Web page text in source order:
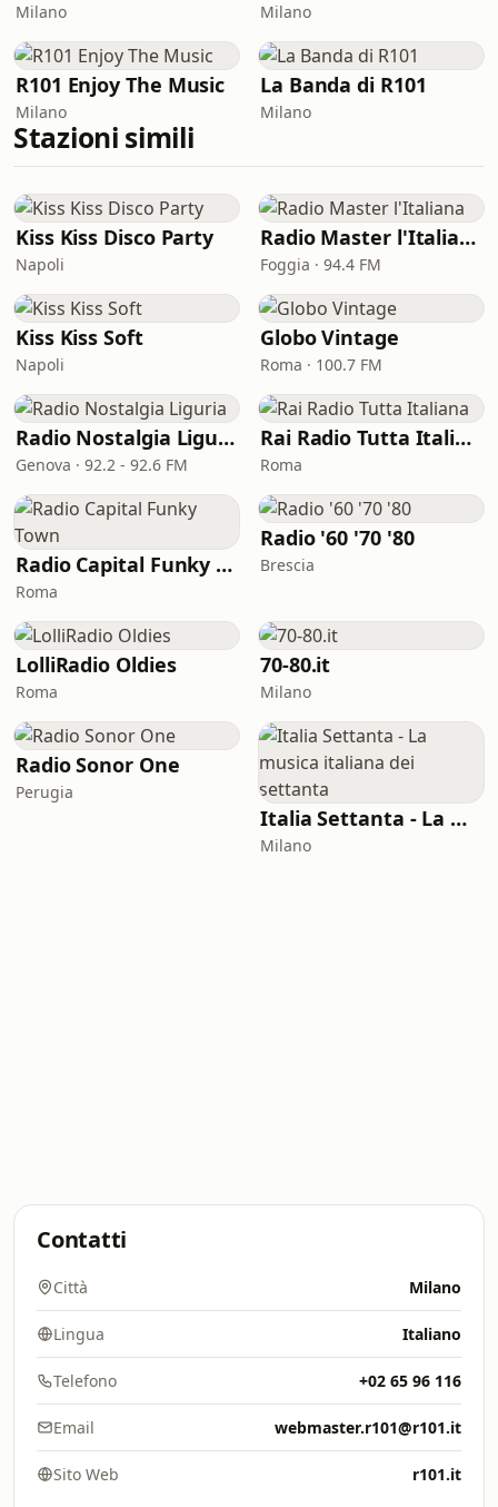
Milano Milano
R101 Enjoy The Music
Milano
La Banda di R101
Milano
Stazioni simili
Kiss Kiss Disco Party
Napoli
Radio Master l'Italiana
Foggia · 94.4 FM
Kiss Kiss Soft
Napoli
Globo Vintage
Roma · 100.7 FM
Radio Nostalgia Liguria
Genova · 92.2 - 92.6 FM
Rai Radio Tutta Italiana
Roma
Radio Capital Funky Town
Roma
Radio '60 '70 '80
Brescia
LolliRadio Oldies
Roma
70-80.it
Milano
Radio Sonor One
Perugia
Italia Settanta - La musica italiana dei settanta
Milano
Contatti
Città Milano
Lingua Italiano
Telefono +02 65 96 116
Email webmaster.r101@r101.it
Sito Web r101.it